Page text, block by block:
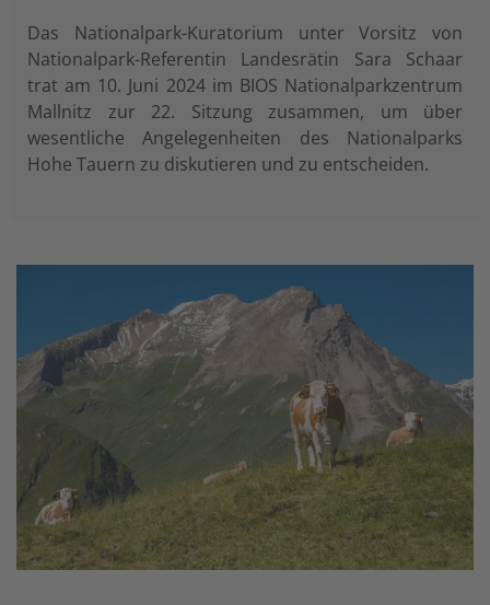
Das Nationalpark-Kuratorium unter Vorsitz von
Nationalpark-Referentin Landesrätin Sara Schaar
trat am 10. Juni 2024 im BIOS Nationalparkzentrum
Mallnitz zur 22. Sitzung zusammen, um über
wesentliche Angelegenheiten des Nationalparks
Hohe Tauern zu diskutieren und zu entscheiden.